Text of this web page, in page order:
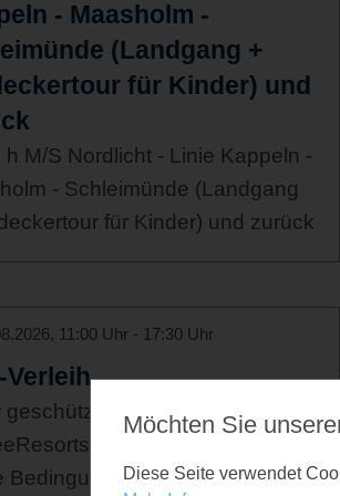
- Maasholm -
(Landgang +
für Kinder) und
h M/S Nordlicht - Linie Kappeln -
- Schleimünde (Landgang
für Kinder) und zurück
11:00 Uhr - 17:30 Uhr
Verleih
geschützten Badebucht des
Olpenitz erwarten euch
Bedingungen für entspanntes
Möchten Sie
Diese Seite verwendet